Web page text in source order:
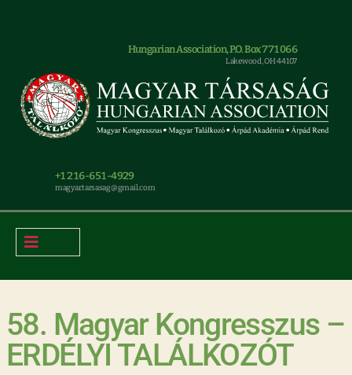
Hungarian Association, P.O. Box 771066
Lakewood, OH 44107
+1 216-651-4929
magyar.tarsasag@gmail.com
58. Magyar Kongresszus –
ERDÉLYI TALÁLKOZÓT